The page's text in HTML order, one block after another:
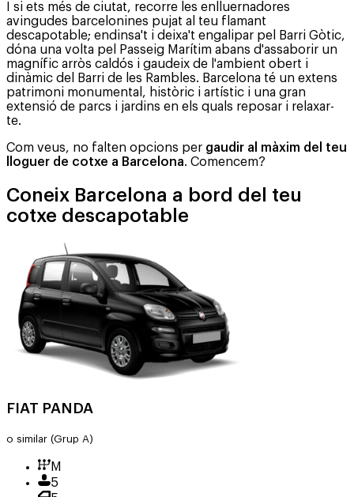
I si ets més de ciutat, recorre les enlluernadores
avingudes barcelonines pujat al teu flamant
descapotable; endinsa't i deixa't engalipar pel Barri Gòtic,
dóna una volta pel Passeig Marítim abans d'assaborir un
magnífic arròs caldós i gaudeix de l'ambient obert i
dinàmic del Barri de les Rambles. Barcelona té un extens
patrimoni monumental, històric i artístic i una gran
extensió de parcs i jardins en els quals reposar i relaxar-
te.
Com veus, no falten opcions per gaudir al màxim del teu
lloguer de cotxe a Barcelona. Comencem?
Coneix Barcelona a bord del teu
cotxe descapotable
FIAT PANDA
o similar (Grup A)
M
5